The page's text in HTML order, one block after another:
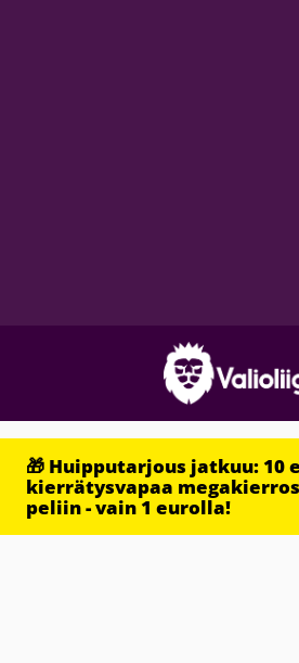
🎁 Huipputarjous jatkuu: 10
kierrätysvapaa
peliin - vain 1 eurolla!